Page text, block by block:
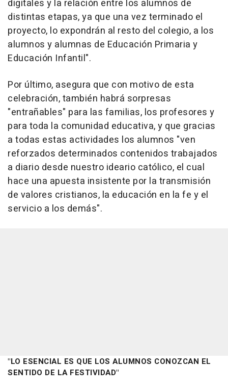
digitales y la relación entre los alumnos de
distintas etapas, ya que una vez terminado el
proyecto, lo expondrán al resto del colegio, a los
alumnos y alumnas de Educación Primaria y
Educación Infantil".
Por último, asegura que con motivo de esta
celebración, también habrá sorpresas
"entrañables" para las familias, los profesores y
para toda la comunidad educativa, y que gracias
a todas estas actividades los alumnos "ven
reforzados determinados contenidos trabajados
a diario desde nuestro ideario católico, el cual
hace una apuesta insistente por la transmisión
de valores cristianos, la educación en la fe y el
servicio a los demás".
"LO ESENCIAL ES QUE LOS ALUMNOS CONOZCAN EL
SENTIDO DE LA FESTIVIDAD"